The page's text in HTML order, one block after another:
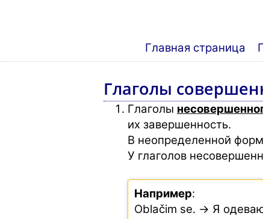
Главная страница
Глаголы
Глаголы
их завершенность.
В неопределенной
У глаголов
Например:
Oblačim se. → Я